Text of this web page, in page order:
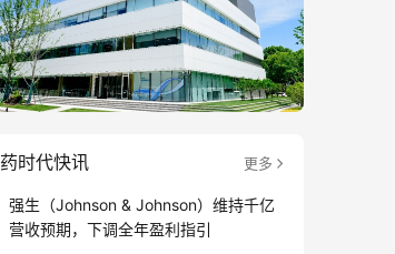
药时代快讯 更多
强生（Johnson & Johnson）维持千亿
营收预期，下调全年盈利指引